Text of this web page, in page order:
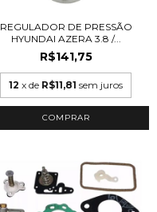
REGULADOR DE PRESSÃO
HYUNDAI AZERA 3.8 /...
R$141,75
12 x de R$11,81 sem juros